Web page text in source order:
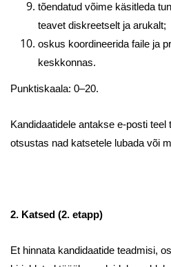
tõendatud võime käsitleda
teavet diskreetselt ja arukalt;
oskus koordineerida faile ja
keskkonnas.
Punktiskaala: 0–20.
Kandidaatidele antakse e-posti
otsustas nad katsetele lubada või
2. Katsed (2. etapp)
Et hinnata kandidaatide teadmisi,